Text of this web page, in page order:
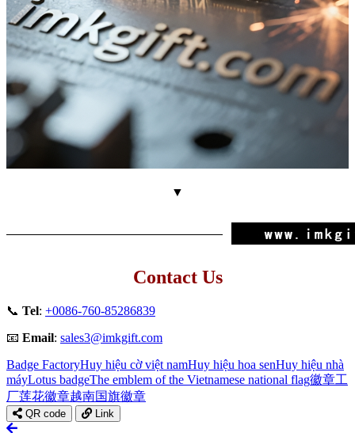
▼
Contact Us
📞 Tel: +0086-760-85286839
📧 Email: sales3@imkgift.com
Badge FactoryHuy hiệu cờ việt namHuy hiệu hoa senHuy hiệu nhà
máyLotus badgeThe emblem of the Vietnamese national flag徽章工
厂莲花徽章越南国旗徽章
QR code Link